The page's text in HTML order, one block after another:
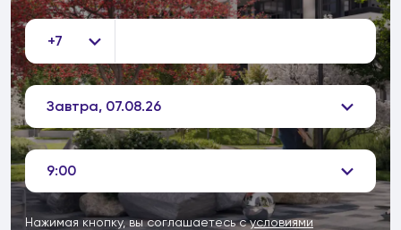
+7
Завтра, 07.08.26
9:00
Нажимая кнопку, вы соглашаетесь сусловиями